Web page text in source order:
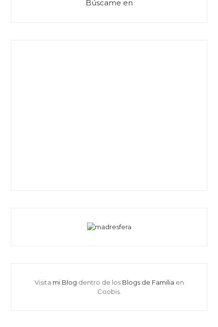
Búscame en
Visita mi Blog dentro de los Blogs de Familia en
Coobis.